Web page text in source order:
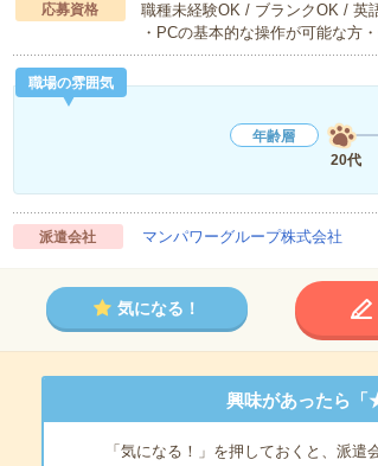
応募資格
職種未経験OK / ブランクOK / 英
・PCの基本的な操作が可能な方
職場の雰囲気
年齢層
20代
派遣会社 マンパワーグループ株式会社
気になる！
興味があったら「
「気になる！」を押しておくと、派遣